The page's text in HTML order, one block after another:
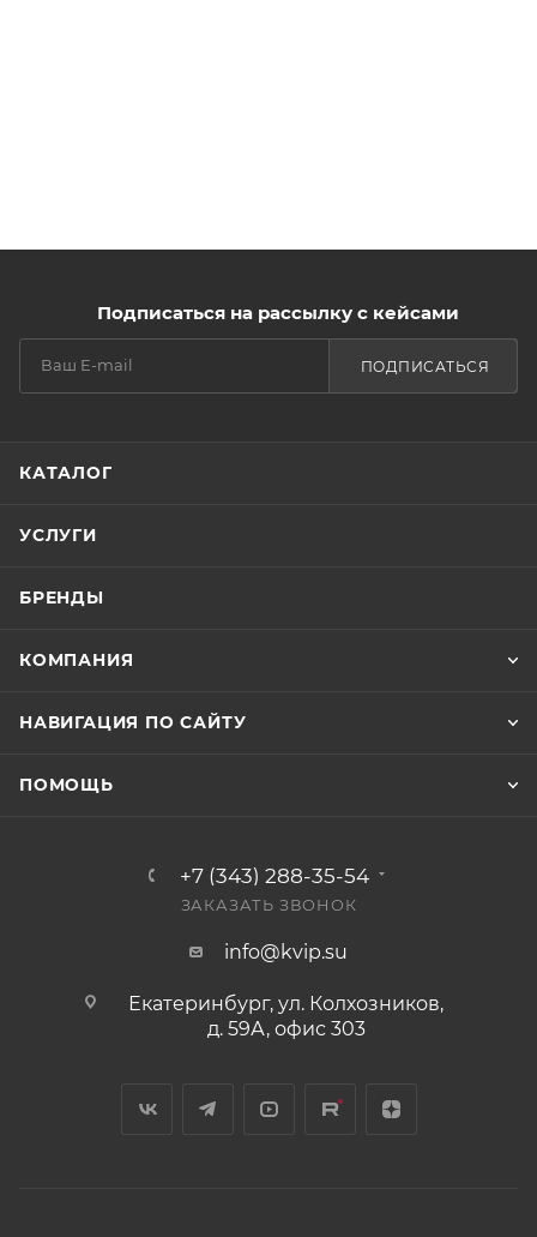
Подписаться на рассылку с кейсами
ПОДПИСАТЬСЯ
КАТАЛОГ
УСЛУГИ
БРЕНДЫ
КОМПАНИЯ
НАВИГАЦИЯ ПО САЙТУ
ПОМОЩЬ
+7 (343) 288-35-54
ЗАКАЗАТЬ ЗВОНОК
info@kvip.su
Екатеринбург, ул. Колхозников,
д. 59А, офис 303